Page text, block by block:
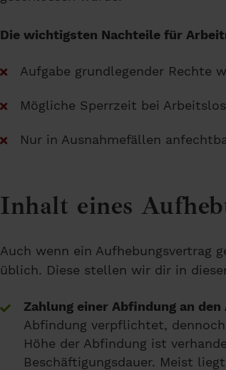
Die wichtigsten Nachteile für
Aufgabe grundlegender Rechte
Mögliche Sperrzeit bei
Nur in Ausnahmefällen
Inhalt eines
Auch wenn ein Aufhebungsvertrag
üblich. Diese stellen wir dir in
Zahlung einer Abfindung an
Abfindung verpflichtet,
Höhe der Abfindung ist
Beschäftigungsdauer. Meist